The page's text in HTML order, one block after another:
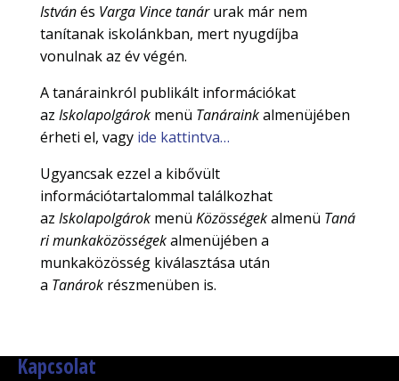
Istvánés Varga Vince tanárurak már nem
tanítanak iskolánkban, mert nyugdíjba
vonulnak az év végén.
A tanárainkról publikált információkat
az Iskolapolgárokmenü Tanárainkalmenüjében
érheti el, vagy ide kattintva…
Ugyancsak ezzel a kibővült
információtartalommal találkozhat
az Iskolapolgárokmenü Közösségekalmenü Taná
ri munkaközösségekalmenüjében a
munkaközösség kiválasztása után
a Tanárokrészmenüben is.
Kapcsolat